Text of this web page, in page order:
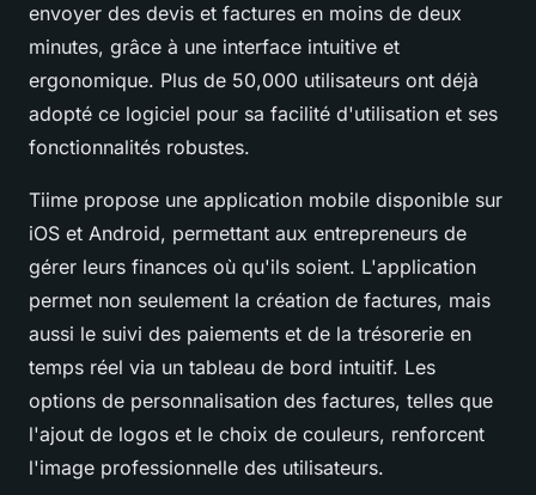
envoyer des devis et factures en moins de deux
minutes, grâce à une interface intuitive et
ergonomique. Plus de 50,000 utilisateurs ont déjà
adopté ce logiciel pour sa facilité d'utilisation et ses
fonctionnalités robustes.
Tiime propose une application mobile disponible sur
iOS et Android, permettant aux entrepreneurs de
gérer leurs finances où qu'ils soient. L'application
permet non seulement la création de factures, mais
aussi le suivi des paiements et de la trésorerie en
temps réel via un tableau de bord intuitif. Les
options de personnalisation des factures, telles que
l'ajout de logos et le choix de couleurs, renforcent
l'image professionnelle des utilisateurs.